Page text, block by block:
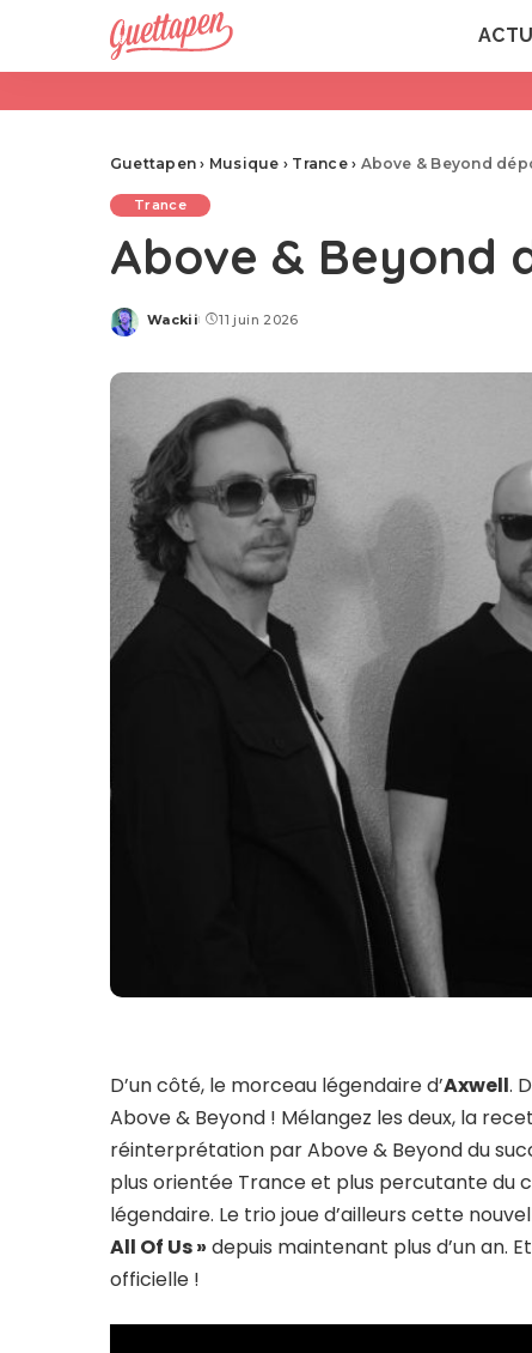
Guettapen › Musique › Trance› Above & Beyond
Trance
Above & Beyond
Posted
Wackii 11 juin 2026
D’un côté, le morceau légendaire d’Axwell.
Above & Beyond ! Mélangez les deux, la
réinterprétation par Above & Beyond du
plus orientée Trance et plus percutante du
légendaire. Le trio joue d’ailleurs cette
All Of Us » depuis maintenant plus d’un an.
officielle !